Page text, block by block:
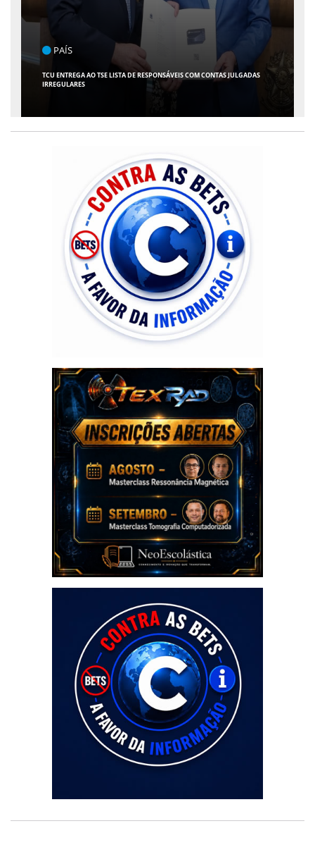
ENTRETENIMENTO
ARACAJU RECEBE ESPETÁCULO INFANTIL "SPIDEY E SEUS AMIGOS" COM
AVENTURA AO VIVO NO TEATRO ATHENEU